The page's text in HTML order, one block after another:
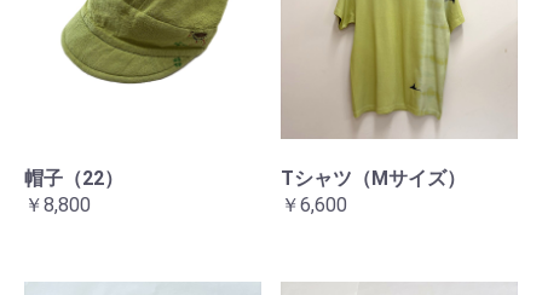
帽子（22）
￥8,800
Tシャツ（Mサイズ）
￥6,600